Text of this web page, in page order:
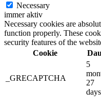
Necessary
immer aktiv
Necessary cookies are
function properly. These
security features of the
Cookie
_GRECAPTCHA
5
27
days